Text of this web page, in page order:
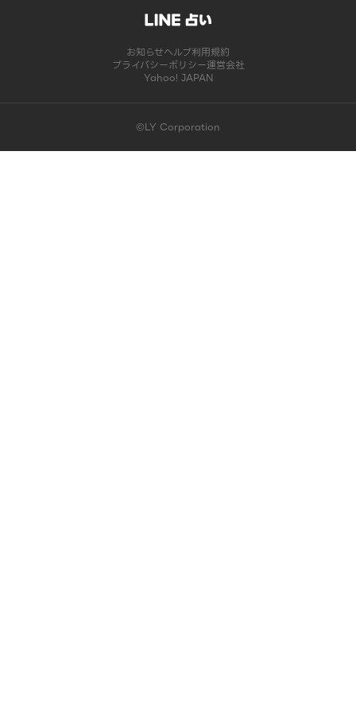
お知らせヘルプ利用規約
プライバシーポリシー運営会社
Yahoo! JAPAN
©LY Corporation
このコンテンツは掲載が終了しました | LINE占い